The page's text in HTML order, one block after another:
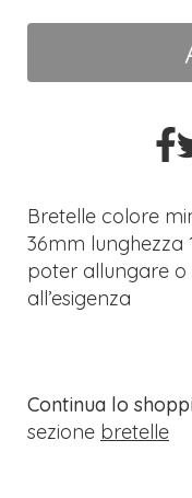
Bretelle colore
36mm
poter allungare
all’esigenza
Continua lo
sezione bretelle